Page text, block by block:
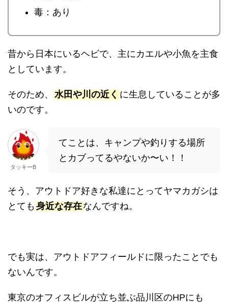
毒：あり
昔から日本にいるヘビで、主にカエルや小魚を主食
としています。
そのため、 水田や川の近く に生息していることが多
いのです。
タッキーB
てことは、キャンプや釣りする場所
とカブってるやないか〜い！！
そう、アウトドア好きな私達にとってヤマカガシは
とても 身近な存在なんですね。
でも実は、アウトドアフィールドに限ったことでも
ないんです。
東京のオフィスビルが立ち並ぶ品川区のHPにも